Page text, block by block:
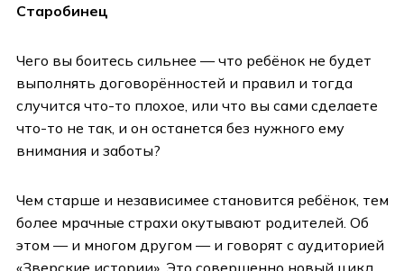
Старобинец
Чего вы боитесь сильнее — что ребёнок не будет
выполнять договорённостей и правил и тогда
случится что-то плохое, или что вы сами сделаете
что-то не так, и он останется без нужного ему
внимания и заботы?
Чем старше и независимее становится ребёнок, тем
более мрачные страхи окутывают родителей. Об
этом — и многом другом — и говорят с аудиторией
«Зверские истории». Это совершенно новый цикл